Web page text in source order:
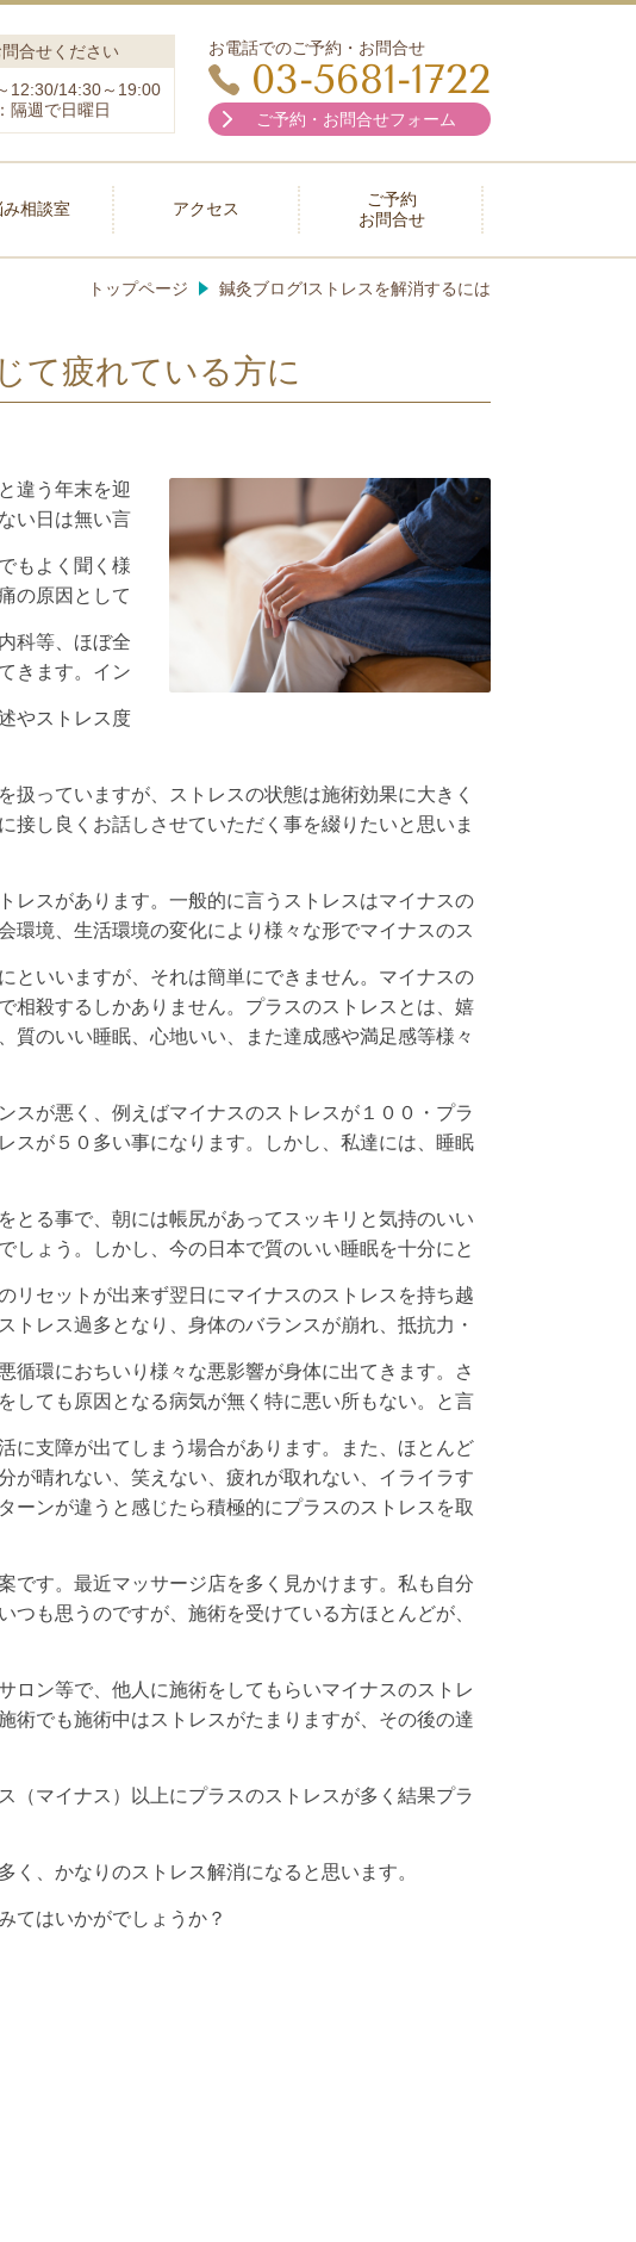
合せください
12:30/14:30～19:00
週で日曜日
お電話でのご予約・お問合せ
03-5681-1722
ご予約・お問合せフォーム
み相談室 アクセス
ご予約
お問合せ
トップページ 鍼灸ブログ1ストレスを解消するには
て疲れている方に
違う年末を迎
い日は無い言
もよく聞く様
の原因として
科等、ほぼ全
きます。イン
やストレス度
扱っていますが、ストレスの状態は施術効果に大きく
接し良くお話しさせていただく事を綴りたいと思いま
レスがあります。一般的に言うストレスはマイナスの
環境、生活環境の変化により様々な形でマイナスのス
といいますが、それは簡単にできません。マイナスの
相殺するしかありません。プラスのストレスとは、嬉
質のいい睡眠、心地いい、また達成感や満足感等様々
スが悪く、例えばマイナスのストレスが１００・プラ
スが５０多い事になります。しかし、私達には、睡眠
とる事で、朝には帳尻があってスッキリと気持のいい
しょう。しかし、今の日本で質のいい睡眠を十分にと
リセットが出来ず翌日にマイナスのストレスを持ち越
ストレス過多となり、身体のバランスが崩れ、抵抗力・
循環におちいり様々な悪影響が身体に出てきます。さ
しても原因となる病気が無く特に悪い所もない。と言
に支障が出てしまう場合があります。また、ほとんど
が晴れない、笑えない、疲れが取れない、イライラす
ーンが違うと感じたら積極的にプラスのストレスを取
です。最近マッサージ店を多く見かけます。私も自分
も思うのですが、施術を受けている方ほとんどが、
ロン等で、他人に施術をしてもらいマイナスのストレ
術でも施術中はストレスがたまりますが、その後の達
（マイナス）以上にプラスのストレスが多く結果プラ
、かなりのストレス解消になると思います。
てはいかがでしょうか？